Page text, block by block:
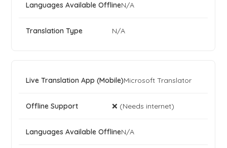
N/A
N/A
Microsoft Translator
❌ (Needs internet)
N/A